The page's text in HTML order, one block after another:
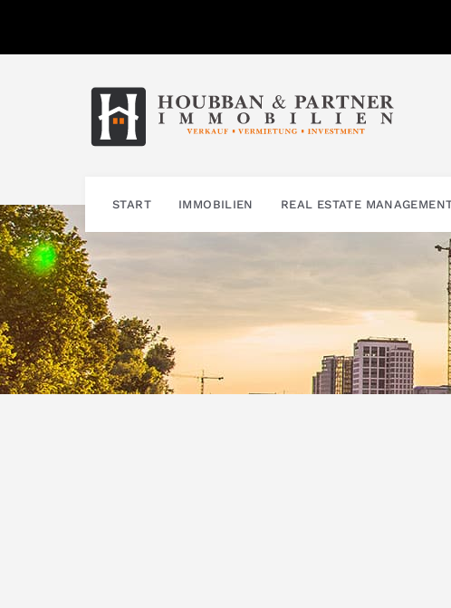
START IMMOBILIEN REAL ESTATE